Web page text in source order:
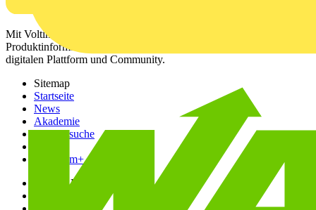
Mit Voltimum erhalten Elektrofachkräfte Zugang zu Branchennews,
Produktinformationen, Schulungen und Tools – alles auf einer
digitalen Plattform und Community.
Sitemap
Startseite
News
Akademie
Produktsuche
Voltimum+
Weitere Links